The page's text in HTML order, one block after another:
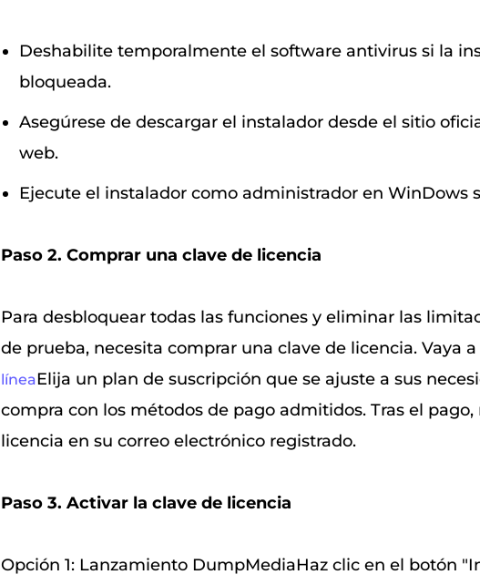
Deshabilite temporalmente el software antivirus si la
bloqueada.
Asegúrese de descargar el instalador desde el sitio
web.
Ejecute el instalador como administrador en WinDows
Paso 2. Comprar una clave de licencia
Para desbloquear todas las funciones y eliminar las
de prueba, necesita comprar una clave de licencia. Vaya a
líneaElija un plan de suscripción que se ajuste a sus
compra con los métodos de pago admitidos. Tras el
licencia en su correo electrónico registrado.
Paso 3. Activar la clave de licencia
Opción 1: Lanzamiento DumpMediaHaz clic en el botón